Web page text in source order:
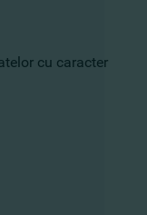
cu caracter